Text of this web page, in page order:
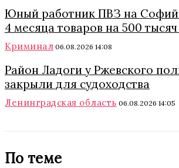
Юный работник ПВЗ на
4 месяца товаров на 500
Криминал 06.08.2026 14:08
Район Ладоги у Ржевского
закрыли для судоходства
Ленинградская область 06.08.2026 14:05
По теме